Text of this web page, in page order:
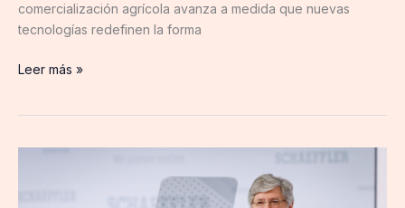
comercialización agrícola avanza a medida que nuevas
tecnologías redefinen la forma
Leer más »